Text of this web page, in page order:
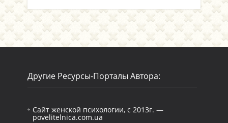
Другие Ресурсы-Порталы Автора:
Сайт женской психологии, с 2013г. —
povelitelnica.com.ua